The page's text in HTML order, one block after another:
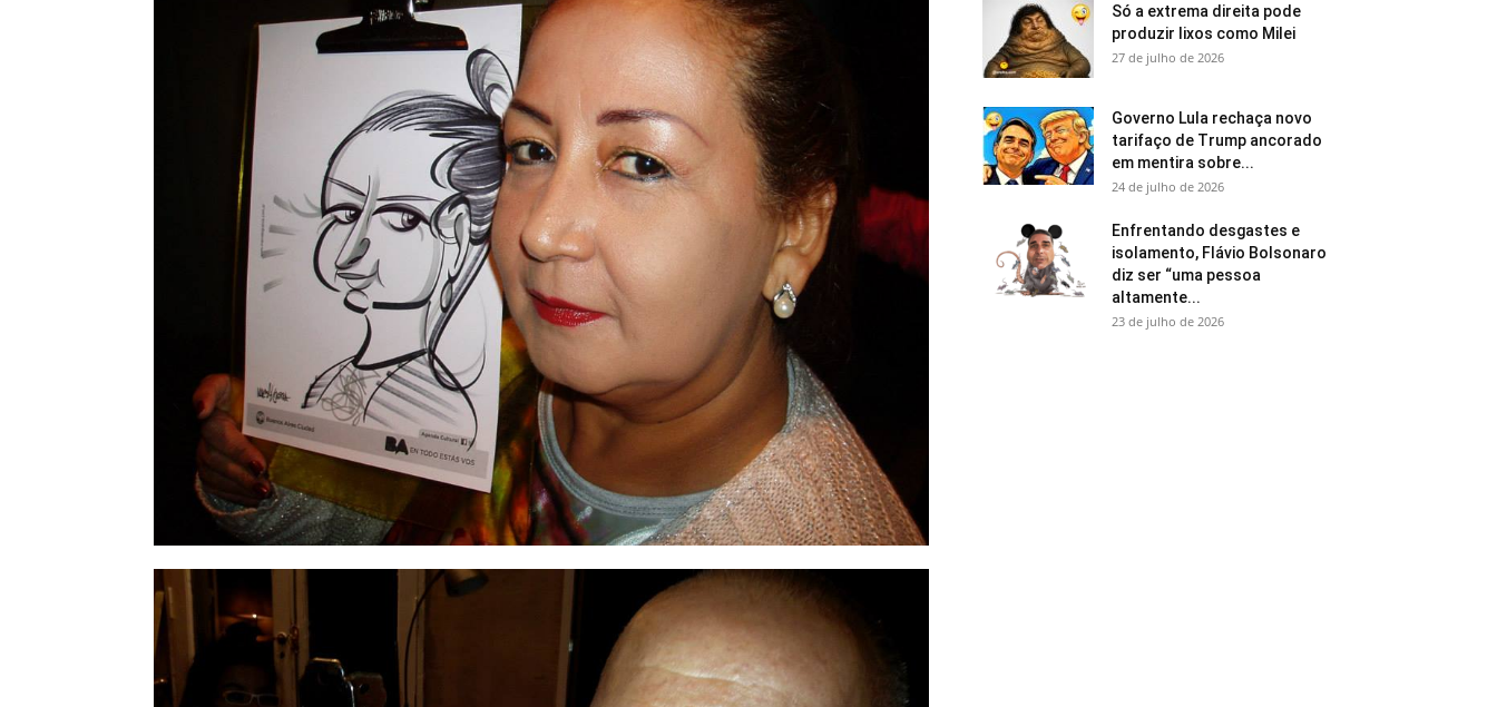
Só a extrema direita pode
produzir lixos como Milei
27 de julho de 2026
Governo Lula rechaça novo
tarifaço de Trump ancorado
em mentira sobre...
24 de julho de 2026
Enfrentando desgastes e
isolamento, Flávio Bolsonaro
diz ser “uma pessoa
altamente...
23 de julho de 2026